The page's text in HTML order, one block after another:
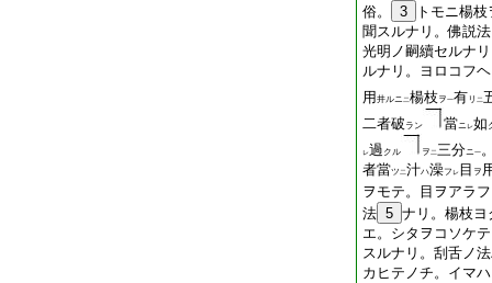
俗。
3
トモニ楊
聞スルナリ。佛説
光明ノ嗣續セルナ
ルナリ。ヨロコフ
用 井ルニ二楊枝ヲ一有 リ 二
二者破 ラン 當ニレ如
レ過 クル ヲ 二三分ニ一
者當ツ 二汁ハ澡フ レ 目 ヲ
ヲモテ。目ヲアラ
法 5 ナリ。楊枝ヨ
エ。シタヲコソケ
スルナリ。刮舌ノ
カヒテノチ。イマ